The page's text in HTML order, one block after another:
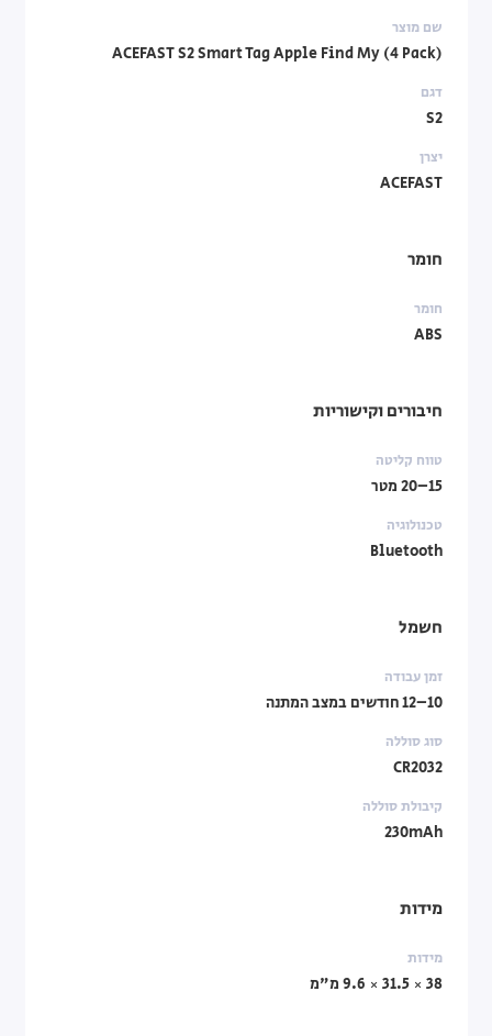
שם מוצר
ACEFAST S2 Smart Tag Apple Find My (4 Pack)
דגם
S2
יצרן
ACEFAST
חומר
חומר
ABS
חיבורים וקישוריות
טווח קליטה
15–20 מטר
טכנולוגיה
Bluetooth
חשמל
זמן עבודה
10–12 חודשים במצב המתנה
סוג סוללה
CR2032
קיבולת סוללה
230mAh
מידות
מידות
38 × 31.5 × 9.6 מ"מ